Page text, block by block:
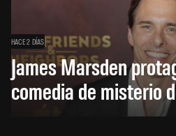
HACE 2 DÍAS
James Marsden
comedia de misterio